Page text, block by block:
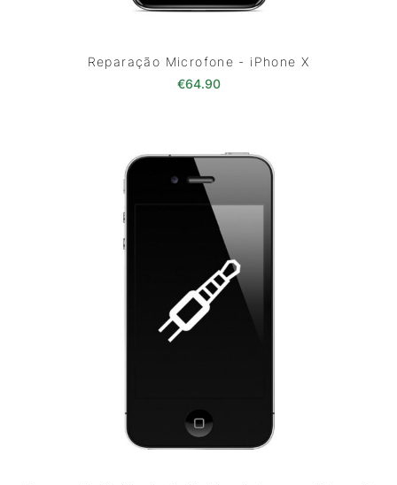
Reparação Microfone - iPhone X
€64.90